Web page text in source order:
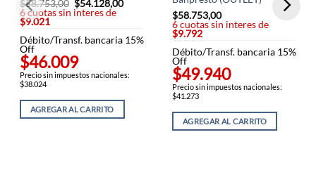
$58.753,00 El
precio
$58.753,00.
$54.128,00El
$54.128,00.
6 cuotas sin interes de
$9.021
Débito/Transf. bancaria 15%
Off
$46.009
Precio sin impuestos nacionales:
$38.024
AGREGAR AL CARRITO
$58.753,00
6 cuotas sin interes de
$9.792
Débito/Transf. bancaria 15%
Off
$49.940
Precio sin impuestos nacionales:
$41.273
AGREGAR AL CARRITO